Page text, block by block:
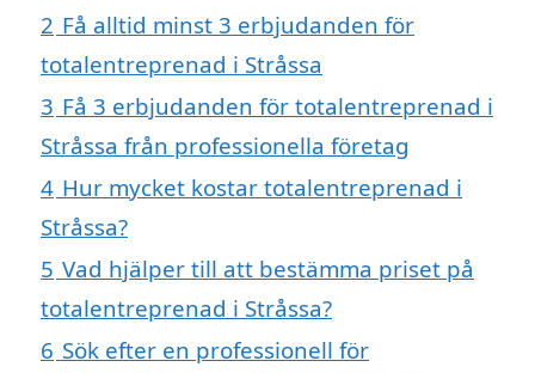
2 Få alltid minst 3 erbjudanden för
totalentreprenad i Stråssa
3 Få 3 erbjudanden för totalentreprenad i
Stråssa från professionella företag
4 Hur mycket kostar totalentreprenad i
Stråssa?
5 Vad hjälper till att bestämma priset på
totalentreprenad i Stråssa?
6 Sök efter en professionell för